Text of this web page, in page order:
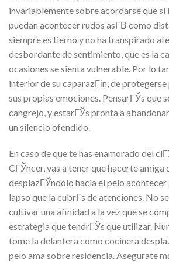
invariablemente sobre acordarse que si
puedan acontecer rudos asГ­В­ como
siempre es tierno y no ha transpirado
desbordante de sentimiento, que es la
ocasiones se sienta vulnerable. Por lo
interior de su caparazГіn, de
sus propias emociones. PensarГЎs que
cangrejo, y estarГЎs pronta a
un silencio ofendido.
En caso de que te has enamorado del
CГЎncer, vas a tener que hacerte amiga
desplazГЎndolo hacia el pelo acontecer
lapso que la cubrГ­s de atenciones. No
cultivar una afinidad a la vez que se
estrategia que tendrГЎs que utilizar.
tome la delantera como cocinera
pelo ama sobre residencia. Asegurate